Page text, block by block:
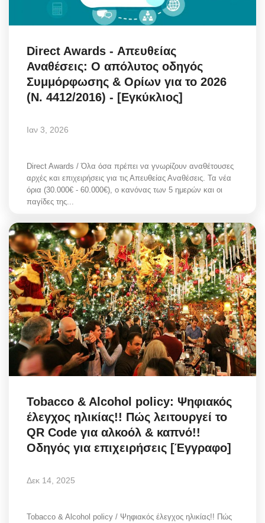
Direct Awards - Απευθείας
Αναθέσεις: Ο απόλυτος οδηγός
Συμμόρφωσης & Ορίων για το 2026
(Ν. 4412/2016) - [Εγκύκλιος]
Ιαν 3, 2026
Direct Awards / Όλα όσα πρέπει να γνωρίζουν αναθέτουσες
αρχές και επιχειρήσεις για τις Απευθείας Αναθέσεις. Τα νέα
όρια (30.000€ - 60.000€), ο κανόνας των 5 ημερών και οι
παγίδες της...
Tobacco & Alcohol policy: Ψηφιακός
έλεγχος ηλικίας!! Πώς λειτουργεί το
QR Code για αλκοόλ & καπνό!!
Οδηγός για επιχειρήσεις [Έγγραφο]
Δεκ 14, 2025
Tobacco & Alcohol policy / Ψηφιακός έλεγχος ηλικίας!! Πώς